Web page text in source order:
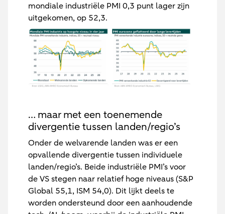
mondiale industriële PMI 0,3 punt lager zijn
uitgekomen, op 52,3.
… maar met een toenemende
divergentie tussen landen/regio’s
Onder de welvarende landen was er een
opvallende divergentie tussen individuele
landen/regio’s. Beide industriële PMI’s voor
de VS stegen naar relatief hoge niveaus (S&P
Global 55,1, ISM 54,0). Dit lijkt deels te
worden ondersteund door een aanhoudende